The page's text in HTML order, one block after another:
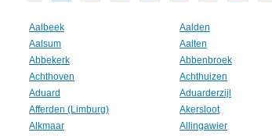
Aalbeek Aalden
Aalsum
Aalten
Abbekerk
Abbenbroek
Achthoven
Achthuizen
Aduard
Aduarderzijl
Afferden (Limburg)
Akersloot
Alkmaar
Allingawier